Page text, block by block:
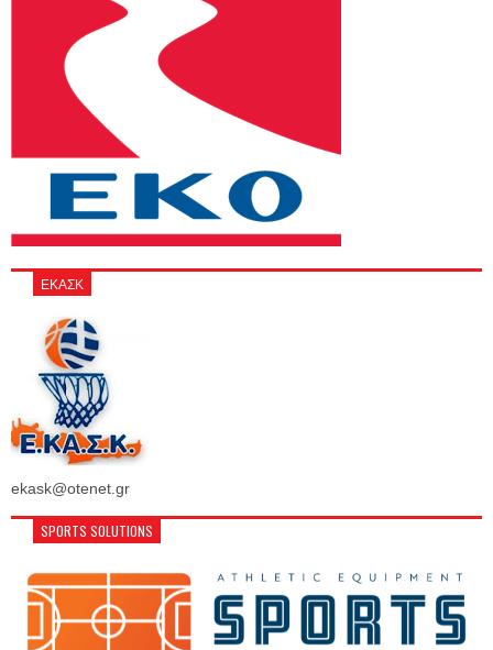
ΕΚΑΣΚ
ekask@otenet.gr
SPORTS SOLUTIONS